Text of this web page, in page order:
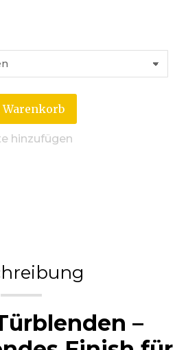
Warenkorb
hinzufügen
–